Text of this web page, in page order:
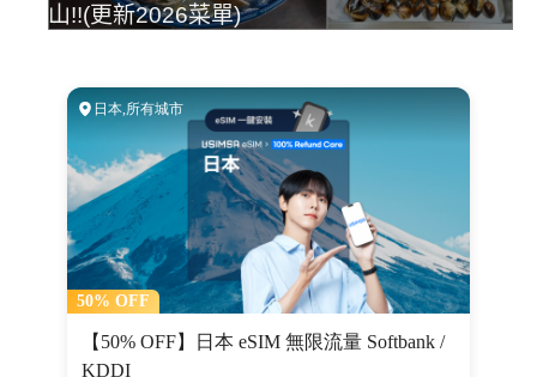
山!!(更新2026菜單)